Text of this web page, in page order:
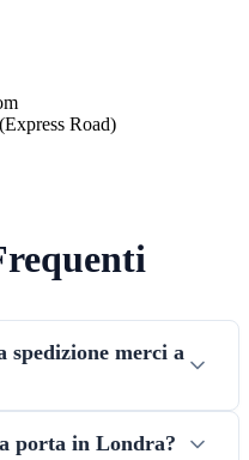
Road)
spedizione merci a
porta in Londra?